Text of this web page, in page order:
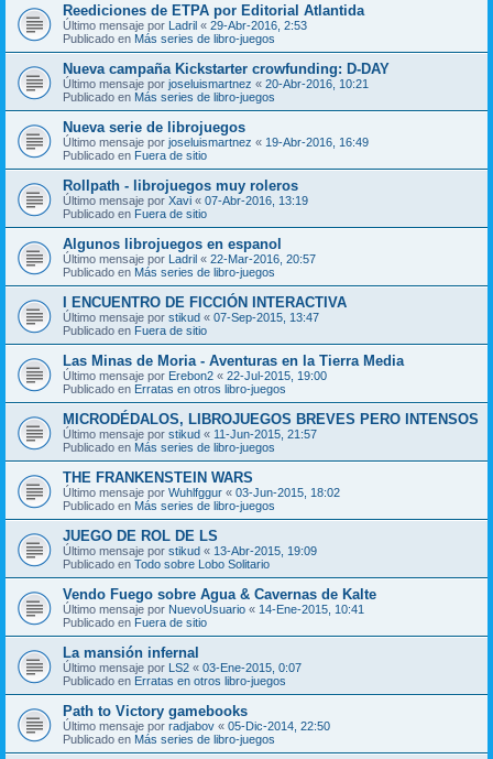
Reediciones de ETPA por Editorial Atlantida
Último mensaje por Ladril « 29-Abr-2016, 2:53
Publicado en Más series de libro-juegos
Nueva campaña Kickstarter crowfunding: D-DAY
Último mensaje por joseluismartnez « 20-Abr-2016, 10:21
Publicado en Más series de libro-juegos
Nueva serie de librojuegos
Último mensaje por joseluismartnez « 19-Abr-2016, 16:49
Publicado en Fuera de sitio
Rollpath - librojuegos muy roleros
Último mensaje por Xavi « 07-Abr-2016, 13:19
Publicado en Fuera de sitio
Algunos librojuegos en espanol
Último mensaje por Ladril « 22-Mar-2016, 20:57
Publicado en Más series de libro-juegos
I ENCUENTRO DE FICCIÓN INTERACTIVA
Último mensaje por stikud « 07-Sep-2015, 13:47
Publicado en Fuera de sitio
Las Minas de Moria - Aventuras en la Tierra Media
Último mensaje por Erebon2 « 22-Jul-2015, 19:00
Publicado en Erratas en otros libro-juegos
MICRODÉDALOS, LIBROJUEGOS BREVES PERO INTENSOS
Último mensaje por stikud « 11-Jun-2015, 21:57
Publicado en Más series de libro-juegos
THE FRANKENSTEIN WARS
Último mensaje por Wuhlfggur « 03-Jun-2015, 18:02
Publicado en Más series de libro-juegos
JUEGO DE ROL DE LS
Último mensaje por stikud « 13-Abr-2015, 19:09
Publicado en Todo sobre Lobo Solitario
Vendo Fuego sobre Agua & Cavernas de Kalte
Último mensaje por NuevoUsuario « 14-Ene-2015, 10:41
Publicado en Fuera de sitio
La mansión infernal
Último mensaje por LS2 « 03-Ene-2015, 0:07
Publicado en Erratas en otros libro-juegos
Path to Victory gamebooks
Último mensaje por radjabov « 05-Dic-2014, 22:50
Publicado en Más series de libro-juegos